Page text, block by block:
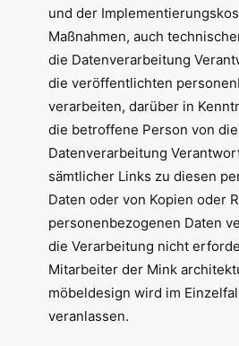
und der
Maßnahmen, auch
die Datenverarbeitung
die veröffentlichten
verarbeiten, darüber in
die betroffene Person von
Datenverarbeitung
sämtlicher Links zu diesen
Daten oder von Kopien oder
personenbezogenen Daten
die Verarbeitung nicht
Mitarbeiter der Mink
möbeldesign wird im
veranlassen.